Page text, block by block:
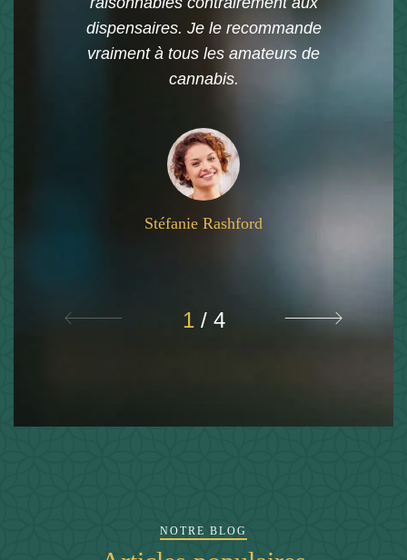
dispensaires. Je le recommande
vraiment à tous les amateurs de
cannabis.
Stéfanie Rashford
1/ 4
NOTRE BLOG